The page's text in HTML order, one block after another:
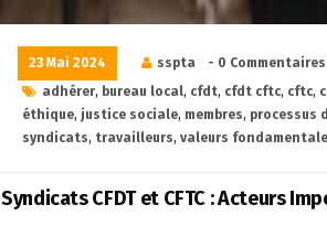
23 Mai 2024 sspta - 0 Commentaires
adhérer, bureau local, cfdt, cfdt cftc, cftc,
éthique, justice sociale, membres, processus
syndicats, travailleurs, valeurs
Syndicats CFDT et CFTC : Acteurs